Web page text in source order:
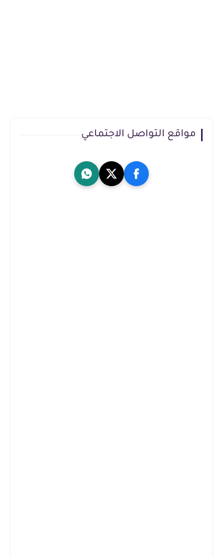
مواقع التواصل الاجتماعي